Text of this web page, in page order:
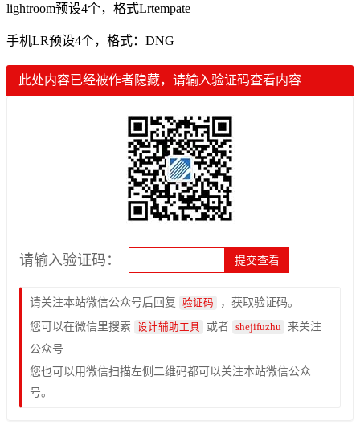
lightroom预设4个，格式Lrtempate
手机LR预设4个，格式：DNG
此处内容已经被作者隐藏，请输入验证码查看内容
请输入验证码：
请关注本站微信公众号后回复 验证码
，获取验证码。
您可以在微信里搜索
设计辅助工具 或者 shejifuzhu
来关注
公众号
您也可以用微信扫描左侧二维码都可以关注本站微信公众
号。